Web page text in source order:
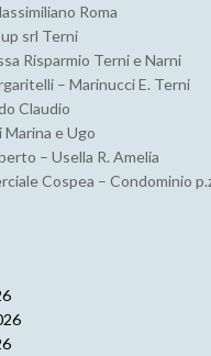
Roma
srl Terni
Risparmio Terni e Narni
– Marinucci E. Terni
Claudio
Marina e Ugo
– Usella R. Amelia
Cospea – Condominio